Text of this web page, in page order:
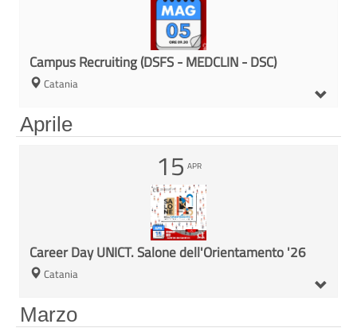
Campus Recruiting (DSFS - MEDCLIN - DSC)
Catania
Aprile
15 APR
Career Day UNICT. Salone dell'Orientamento '26
Catania
Marzo